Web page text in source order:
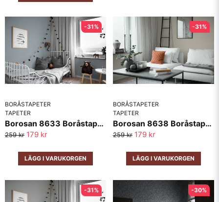
BORÅSTAPETER
TAPETER
Borosan 8633 Boråstapeter
259 kr 179 kr
LÄGG I VARUKORGEN
-31%
BORÅSTAPETER
TAPETER
Borosan 8638 Boråstapeter
259 kr 179 kr
LÄGG I VARUKORGEN
-31%
-31% -30%